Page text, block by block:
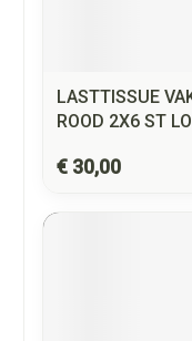
LASTTISSUE
ROOD 2X6 ST
€ 30,00